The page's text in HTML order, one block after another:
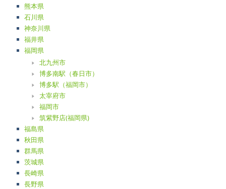
熊本県
石川県
神奈川県
福井県
福岡県
北九州市
博多南駅（春日市）
博多駅（福岡市）
太宰府市
福岡市
筑紫野店(福岡県)
福島県
秋田県
群馬県
茨城県
長崎県
長野県